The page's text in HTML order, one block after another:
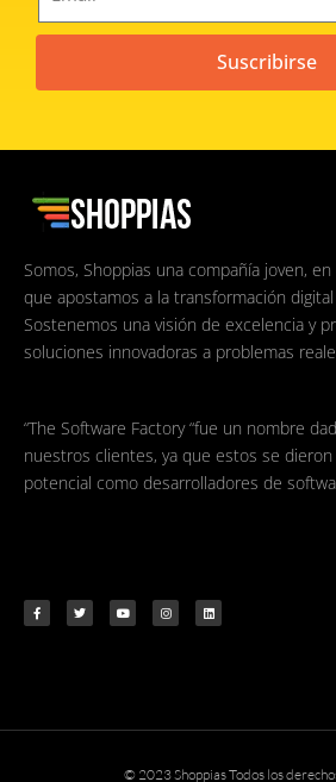
Suscribirse
Somos, Shoppias una compañía joven,
que apostamos a la transformación
Sostenemos una visión de excelencia y
soluciones innovadoras a problemas
“The Software Factory “fue un nombre
nuestros clientes, ya que estos se
potencial como desarrolladores de
© 2023 Shoppias Todos los